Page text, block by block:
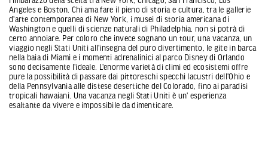
Angeles e Boston. Chi ama fare il pieno di storia e cultura, tra le gallerie
d'arte contemporanea di New York, i musei di storia americana di
Washington e quelli di scienze naturali di Philadelphia, non si potrà di
certo annoiare. Per coloro che invece sognano un tour, una vacanza, un
viaggio negli Stati Uniti all'insegna del puro divertimento, le gite in barca
nella baia di Miami e i momenti adrenalinici al parco Disney di Orlando
sono decisamente l'ideale. L'enorme varietà di climi ed ecosistemi offre
pure la possibilità di passare dai pittoreschi specchi lacustri dell'Ohio e
della Pennsylvania alle distese desertiche del Colorado, fino ai paradisi
tropicali hawaiani. Una vacanza negli Stati Uniti è un' esperienza
esaltante da vivere e impossibile da dimenticare.